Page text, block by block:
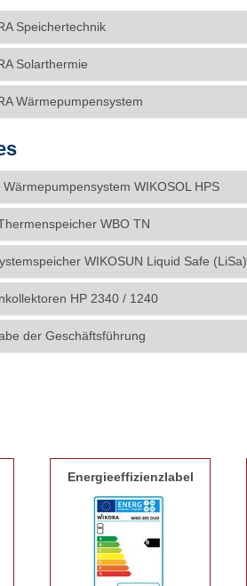
Speichertechnik
Solarthermie
Wärmepumpensystem
Wärmepumpensystem WIKOSOL HPS
WBO TN
WIKOSUN Liquid Safe (LiSa)
HP 2340 / 1240
der Geschäftsführung
Energieeffizienzlabel